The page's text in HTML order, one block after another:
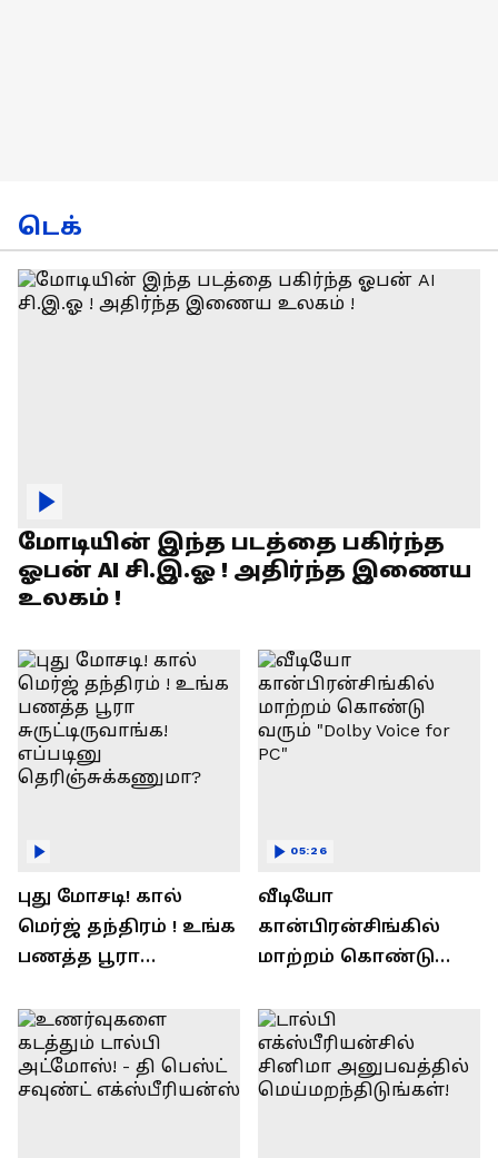
டெக்
மோடியின் இந்த படத்தை பகிர்ந்த
ஓபன் AI சி.இ.ஓ ! அதிர்ந்த இணைய
உலகம் !
புது மோசடி! கால்
மெர்ஜ் தந்திரம் ! உங்க
பணத்த பூரா
எப்படினு
தெரிஞ்சுக்கணுமா?
வீடியோ
கான்பிரன்சிங்கில்
மாற்றம் கொண்டு
PC"
05:26